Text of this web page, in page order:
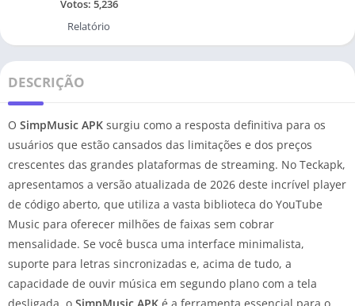
Votos: 5,236
Relatório
DESCRIÇÃO
O SimpMusic APK surgiu como a resposta definitiva para os
usuários que estão cansados das limitações e dos preços
crescentes das grandes plataformas de streaming. No Teckapk,
apresentamos a versão atualizada de 2026 deste incrível player
de código aberto, que utiliza a vasta biblioteca do YouTube
Music para oferecer milhões de faixas sem cobrar
mensalidade. Se você busca uma interface minimalista,
suporte para letras sincronizadas e, acima de tudo, a
capacidade de ouvir música em segundo plano com a tela
desligada, o SimpMusic APK é a ferramenta essencial para o